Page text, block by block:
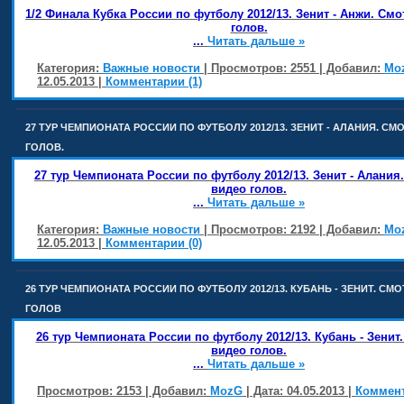
1/2 Финала Кубка России по футболу 2012/13. Зенит - Анжи.
голов.
... Читать дальше »
Категория: Важные новости | Просмотров: 2551 | Добавил:
12.05.2013
Комментарии (1)
27 ТУР ЧЕМПИОНАТА РОССИИ ПО ФУТБОЛУ 2012/13. ЗЕНИТ - АЛАНИЯ.
ГОЛОВ.
27 тур Чемпионата России по футболу 2012/13. Зенит -
видео голов.
... Читать дальше »
Категория: Важные новости | Просмотров: 2192 | Добавил:
12.05.2013
Комментарии (0)
26 ТУР ЧЕМПИОНАТА РОССИИ ПО ФУТБОЛУ 2012/13. КУБАНЬ - ЗЕНИТ.
ГОЛОВ
26 тур Чемпионата России по футболу 2012/13. Кубань -
видео голов.
... Читать дальше »
Просмотров: 2153 | Добавил: MozG | Дата: 04.05.2013